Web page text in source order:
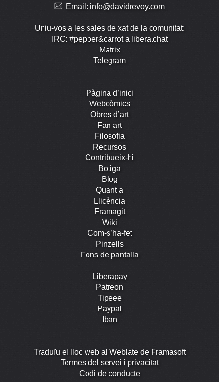
Email: info@davidrevoy.com
Uniu-vos a les sales de xat de la comunitat:
IRC: #pepper&carrot a libera.chat
Matrix
Telegram
Pàgina d’inici
Webcòmics
Obres d’art
Fan art
Filosofia
Recursos
Contribueix-hi
Botiga
Blog
Quant a
Llicència
Framagit
Wiki
Com-s’ha-fet
Pinzells
Fons de pantalla
Liberapay
Patreon
Tipeee
Paypal
Iban
Traduïu el lloc web al Weblate de Framasoft
Termes del servei i privacitat
Codi de conducte